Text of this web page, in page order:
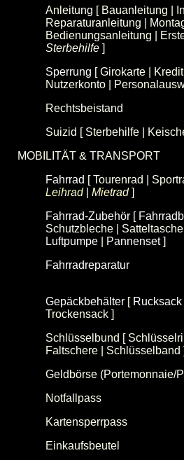
Anleitung [ Bauanleitung |
Reparaturanleitung |
Bedienungsanleitung |
Sterbehilfe ]
Sperrung [ Girokarte |
Nutzerkonto |
Rechtsbeistand
Suizid [ Sterbehilfe |
MOBILITÄT & TRANSPORT
Fahrrad [ Tourenrad |
Leihrad| Mietrad]
Fahrrad-Zubehör [
Schutzbleche | Satteltasche
Luftpumpe
Pannenset]
Fahrradreparatur
Gepäckbehälter [ Rucksack
Trockensack ]
Schlüsselbund [
Faltschere | Schlüsselband ]
Geldbörse (Portemonnaie/
Notfallpass
Kartensperrpass
Einkaufsbeutel